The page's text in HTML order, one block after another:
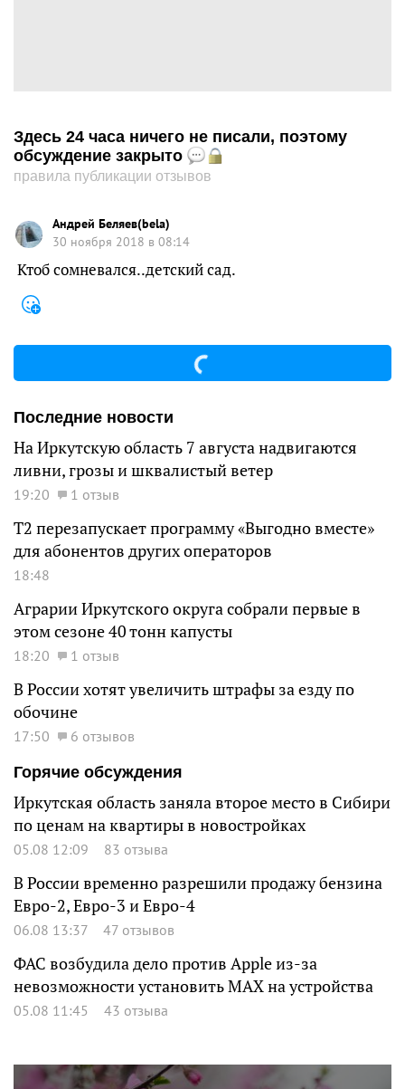
Здесь 24 часа ничего не писали, поэтому
обсуждение закрыто
правила публикации отзывов
Андрей Беляев(bela)
30 ноября 2018 в 08:14
Ктоб сомневался..детский сад.
Последние новости
На Иркутскую область 7 августа надвигаются
ливни, грозы и шквалистый ветер
19:20 1 отзыв
Т2 перезапускает программу «Выгодно вместе»
для абонентов других операторов
18:48
Аграрии Иркутского округа собрали первые в
этом сезоне 40 тонн капусты
18:20 1 отзыв
В России хотят увеличить штрафы за езду по
обочине
17:50
6 отзывов
Горячие обсуждения
Иркутская область заняла второе место в Сибири
по ценам на квартиры в новостройках
05.08 12:09 83 отзыва
В России временно разрешили продажу бензина
Евро-2, Евро-3 и Евро-4
06.08 13:37 47 отзывов
ФАС возбудила дело против Apple из-за
невозможности установить MAX на устройства
05.08 11:45 43 отзыва